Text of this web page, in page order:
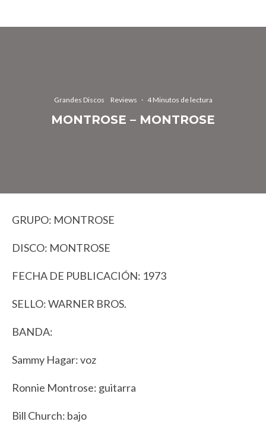
Grandes Discos Reviews · 4 Minutos de lectura
MONTROSE – MONTROSE
GRUPO: MONTROSE
DISCO: MONTROSE
FECHA DE PUBLICACIÓN: 1973
SELLO: WARNER BROS.
BANDA:
Sammy Hagar: voz
Ronnie Montrose: guitarra
Bill Church: bajo